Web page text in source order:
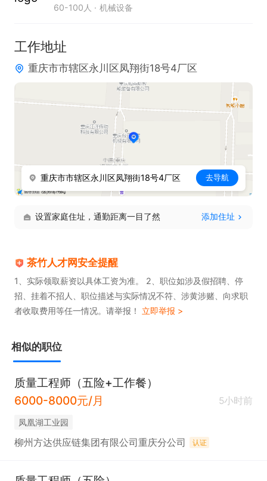
7. 熟悉办公软件，英语熟练最佳
60-100人 机械设备
工作地址
重庆市市辖区永川区凤翔街18号4厂区
重庆市市辖区永川区凤翔街18号4厂区 去导航
设置家庭住址，通勤距离一目了然 添加住址
茶竹人才网安全提醒
1、实际领取薪资以具体工资为准。 2、职位如涉及假招聘、停
招、挂着不招人、职位描述与实际情况不符、涉黄涉赌、向求职
者收取费用等任一情况。请举报！ 立即举报 >
相似的职位
质量工程师（五险+工作餐）
6000-8000元/月
5小时前
凤凰湖工业园
柳州方达供应链集团有限公司重庆分公司 认证